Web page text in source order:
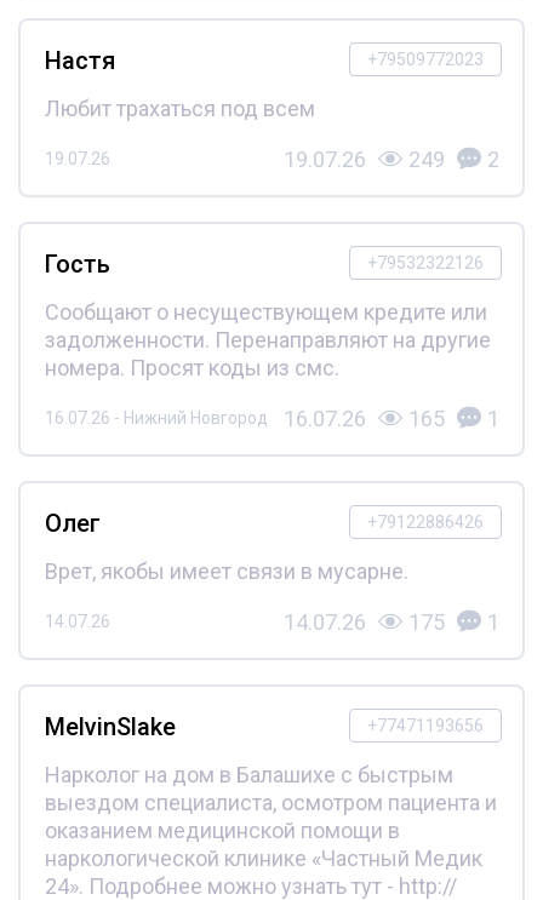
+79509772023
Настя
Любит трахаться под всем
19.07.26 19.07.26 249 2
+79532322126
Гость
Сообщают о несуществующем кредите или
задолженности. Перенаправляют на другие
номера. Просят коды из смс.
16.07.26 - Нижний Новгород 16.07.26 165 1
+79122886426
Олег
Врет, якобы имеет связи в мусарне.
14.07.26 14.07.26 175 1
+77471193656
MelvinSlake
Нарколог на дом в Балашихе с быстрым
выездом специалиста, осмотром пациента и
оказанием медицинской помощи в
наркологической клинике «Частный Медик
24». Подробнее можно узнать тут - http://